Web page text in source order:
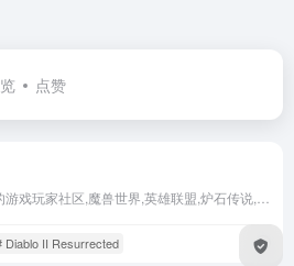
点赞
Diablo II Resurrected